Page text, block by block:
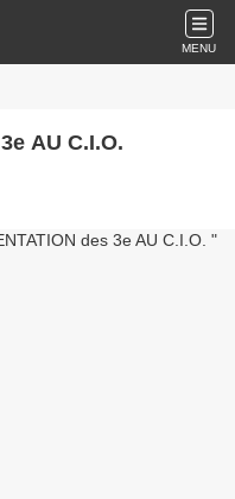
MENU
AU C.I.O.